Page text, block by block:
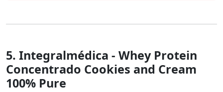
5. Integralmédica - Whey Protein
Concentrado Cookies and Cream
100% Pure